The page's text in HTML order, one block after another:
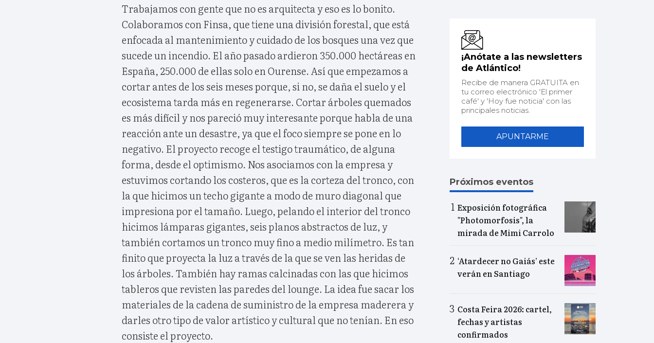
Trabajamos con gente que no es arquitecta y eso es lo bonito.
Colaboramos con Finsa, que tiene una división forestal, que está
enfocada al mantenimiento y cuidado de los bosques una vez que
sucede un incendio. El año pasado ardieron 350.000 hectáreas en
España, 250.000 de ellas solo en Ourense. Así que empezamos a
cortar antes de los seis meses porque, si no, se daña el suelo y el
ecosistema tarda más en regenerarse. Cortar árboles quemados
es más difícil y nos pareció muy interesante porque habla de una
reacción ante un desastre, ya que el foco siempre se pone en lo
negativo. El proyecto recoge el testigo traumático, de alguna
forma, desde el optimismo. Nos asociamos con la empresa y
estuvimos cortando los costeros, que es la corteza del tronco, con
la que hicimos un techo gigante a modo de muro diagonal que
impresiona por el tamaño. Luego, pelando el interior del tronco
hicimos lámparas gigantes, seis planos abstractos de luz, y
también cortamos un tronco muy fino a medio milímetro. Es tan
finito que proyecta la luz a través de la que se ven las heridas de
los árboles. También hay ramas calcinadas con las que hicimos
tableros que revisten las paredes del lounge. La idea fue sacar los
materiales de la cadena de suministro de la empresa maderera y
darles otro tipo de valor artístico y cultural que no tenían. En eso
consiste el proyecto.
¡Anótate a las newsletters
de Atlántico!
Recibe de manera GRATUITA en
tu correo electrónico 'El primer
café' y 'Hoy fue noticia' con las
principales noticias.
APUNTARME
Próximos eventos
Exposición fotográfica
"Photomorfosis", la
mirada de Mimi Carrolo
‘Atardecer no Gaiás’ este
verán en Santiago
Costa Feira 2026: cartel,
fechas y artistas
confirmados